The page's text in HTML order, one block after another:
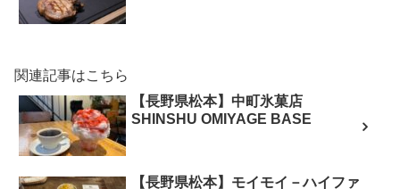
関連記事はこちら
【長野県松本】中町氷菓店
SHINSHU OMIYAGE BASE
【長野県松本】モイモイ－ハイファ